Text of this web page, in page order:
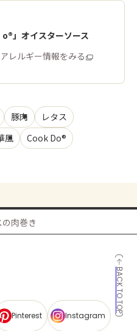
」オイスターソース
レルギー情報をみる
豚肉
レタス
風 Cook Do®
肉巻き
BACK TO TOP
Pinterest Instagram